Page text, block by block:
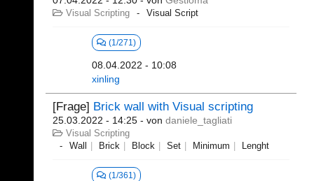
Visual Scripting Visual Script
(1/271)
08.04.2022 - 10:08
xinling
[Frage] Brick wall with Visual scripting
25.03.2022 - 14:25 - von daniele_tagliati
Visual Scripting
Wall
Brick Block Set Minimum Lenght
(1/361)